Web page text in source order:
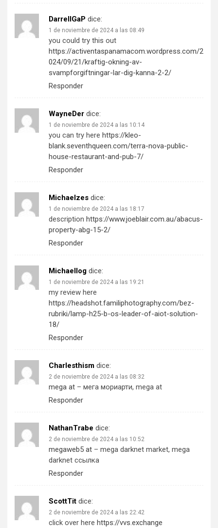
DarrellGaP dice:
1 de noviembre de 2024 a las 08:49
you could try this out
https://activentaspanamacom.wordpress.com/2
024/09/21/kraftig-okning-av-
svampforgiftningar-lar-dig-kanna-2-2/
Responder
WayneDer dice:
1 de noviembre de 2024 a las 10:14
you can try here https://kleo-
blank.seventhqueen.com/terra-nova-public-
house-restaurant-and-pub-7/
Responder
Michaelzes dice:
1 de noviembre de 2024 a las 18:17
description https://www.joeblair.com.au/abacus-
property-abg-15-2/
Responder
Michaellog dice:
1 de noviembre de 2024 a las 19:21
my review here
https://headshot.familiphotography.com/bez-
rubriki/lamp-h25-b-os-leader-of-aiot-solution-
18/
Responder
Charlesthism dice:
2 de noviembre de 2024 a las 08:32
mega at – мега мориарти, mega at
Responder
NathanTrabe dice:
2 de noviembre de 2024 a las 10:52
megaweb5 at – mega darknet market, mega
darknet ссылка
Responder
ScottTit dice:
2 de noviembre de 2024 a las 22:42
click over here https://vvs.exchange